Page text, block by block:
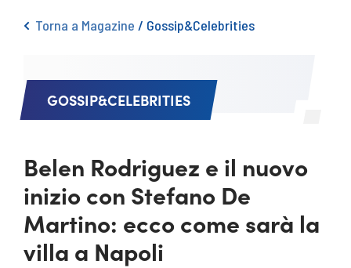
Torna a Magazine / Gossip&Celebrities
GOSSIP&CELEBRITIES
Belen Rodriguez e il nuovo
inizio con Stefano De
Martino: ecco come sarà la
villa a Napoli